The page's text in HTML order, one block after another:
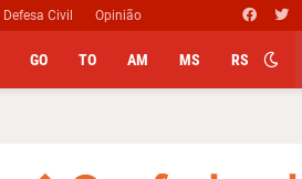
Defesa Civil Opinião
GO TO AM MS RS